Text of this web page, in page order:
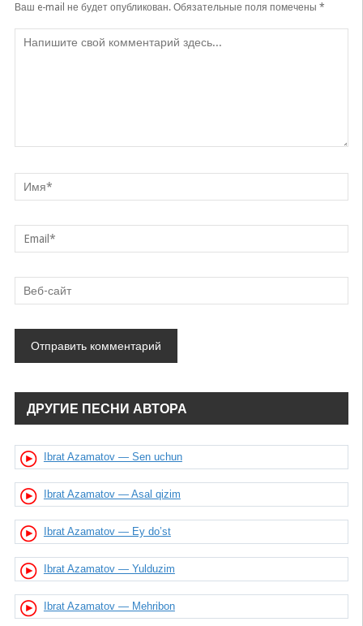
Ваш e-mail не будет опубликован.Обязательные поля помечены *
ДРУГИЕ ПЕСНИ АВТОРА
Ibrat Azamatov — Sen uchun
Ibrat Azamatov — Asal qizim
Ibrat Azamatov — Ey do’st
Ibrat Azamatov — Yulduzim
Ibrat Azamatov — Mehribon